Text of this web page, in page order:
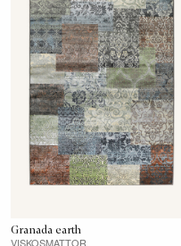
Granada earth
VISKOSMATTOR